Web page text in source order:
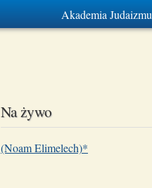
Akademia Judaizmu
Na żywo
(Noam Elimelech)*